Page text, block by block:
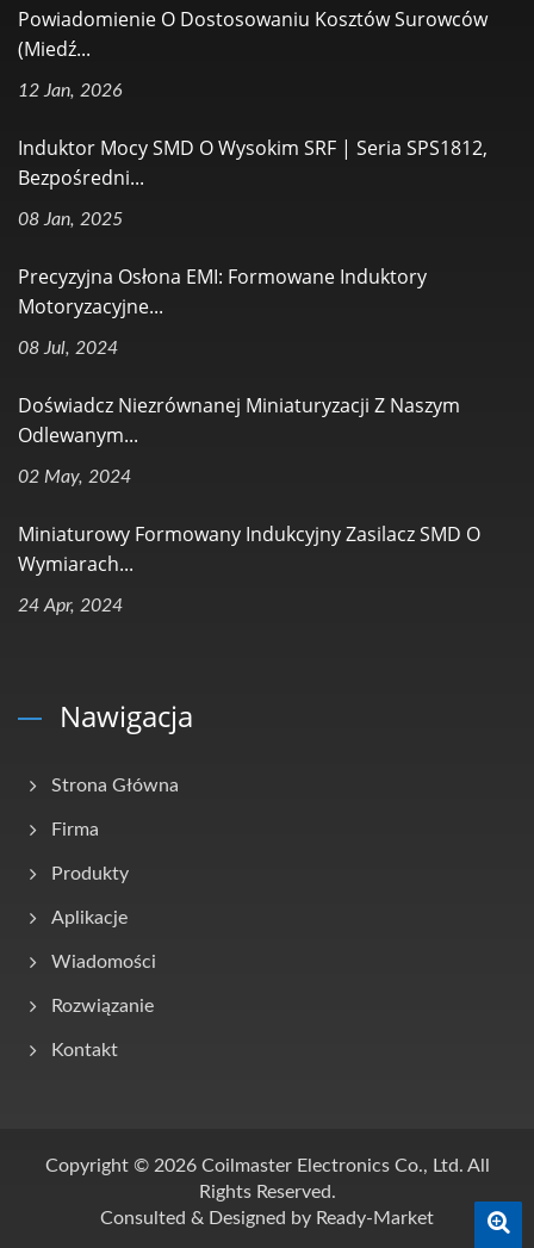
0
Powiadomienie O Dostosowaniu Kosztów Surowców
(miedź...
12 Jan, 2026
Induktor Mocy SMD O Wysokim SRF | Seria SPS1812,
Bezpośredni...
08 Jan, 2025
Precyzyjna Osłona EMI: Formowane Induktory
Motoryzacyjne...
08 Jul, 2024
Doświadcz Niezrównanej Miniaturyzacji Z Naszym
Odlewanym...
02 May, 2024
Miniaturowy Formowany Indukcyjny Zasilacz SMD O
Wymiarach...
24 Apr, 2024
Nawigacja
Strona Główna
Firma
Produkty
Aplikacje
Wiadomości
Rozwiązanie
Kontakt
Copyright © 2026 Coilmaster Electronics Co., Ltd. All
Rights Reserved.
Consulted & Designed by Ready-Market